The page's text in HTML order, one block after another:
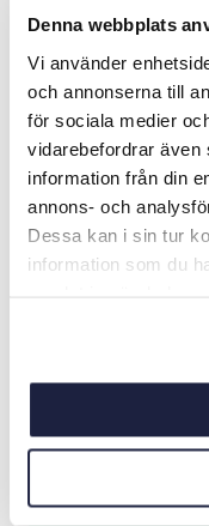
Denna webbplats
Vi använder
och annonserna till
för sociala medier
vidarebefordrar även
information från din
annons- och
Dessa kan i sin tur
information som du
65 kr